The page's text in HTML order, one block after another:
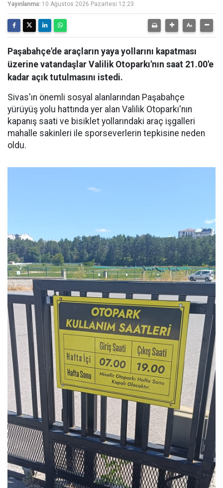
Yayınlanma: 10 Ağustos 2026 Pazartesi 12:23
Paşabahçe'de araçların yaya yollarını kapatması
üzerine vatandaşlar Valilik Otoparkı'nın saat 21.00'e
kadar açık tutulmasını istedi.
Sivas'ın önemli sosyal alanlarından Paşabahçe
yürüyüş yolu hattında yer alan Valilik Otoparkı'nın
kapanış saati ve bisiklet yollarındaki araç işgalleri
mahalle sakinleri ile sporseverlerin tepkisine neden
oldu.